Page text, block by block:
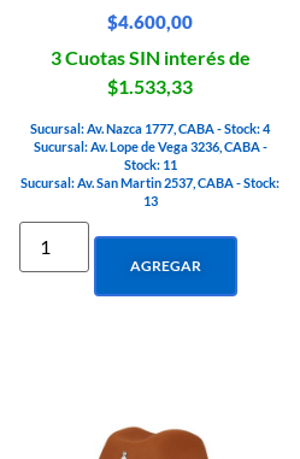
$4.600,00
3 Cuotas SIN interés de
$1.533,33
Sucursal: Av. Nazca 1777, CABA - Stock: 4
Sucursal: Av. Lope de Vega 3236, CABA -
Stock: 11
Sucursal: Av. San Martin 2537, CABA - Stock:
13
AGREGAR